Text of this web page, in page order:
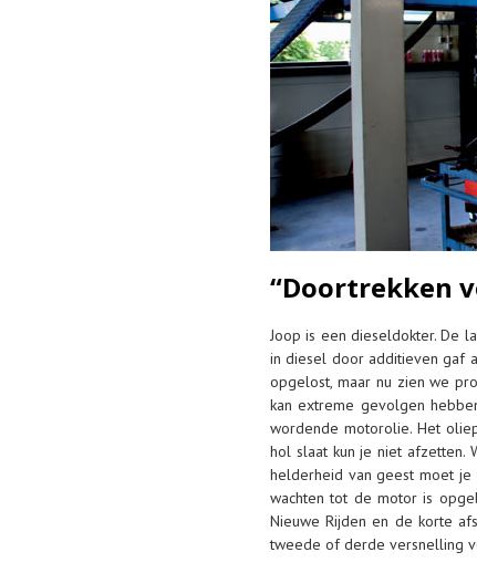
“Doortrekken
Joop is een dieseldokter. De
in diesel door additieven gaf
opgelost, maar nu zien we
kan extreme gevolgen
wordende motorolie. Het
hol slaat kun je niet afzetten.
helderheid van geest moet je
wachten tot de motor is
Nieuwe Rijden en de korte
tweede of derde versnelling